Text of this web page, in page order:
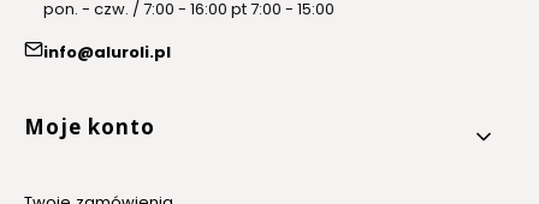
pon. - czw. / 7:00 - 16:00 pt 7:00 - 15:00
info@aluroli.pl
Linki w stopce
Moje konto